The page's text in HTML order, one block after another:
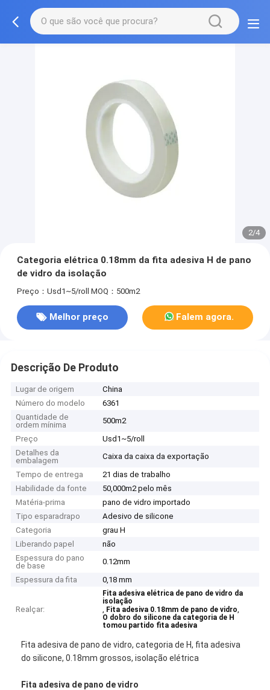
2/4
Categoria elétrica 0.18mm da fita adesiva H de pano
de vidro da isolação
Preço：Usd1~5/roll MOQ：500m2
Melhor preço Falem agora.
Descrição De Produto
Lugar de origem
China
Número do modelo
6361
Quantidade de
ordem mínima
500m2
Preço
Usd1~5/roll
Detalhes da
embalagem
Caixa da caixa da exportação
Tempo de entrega
21 dias de trabalho
Habilidade da fonte
50,000m2 pelo mês
Matéria-prima
pano de vidro importado
Tipo esparadrapo
Adesivo de silicone
Categoria
grau H
Liberando papel
não
Espessura do pano
de base
0.12mm
Espessura da fita
0,18 mm
Realçar:
Fita adesiva elétrica de pano de vidro da
isolação
, Fita adesiva 0.18mm de pano de vidro,
O dobro do silicone da categoria de H
tomou partido fita adesiva
Fita adesiva de pano de vidro, categoria de H, fita adesiva
do silicone, 0.18mm grossos, isolação elétrica
Fita adesiva de pano de vidro